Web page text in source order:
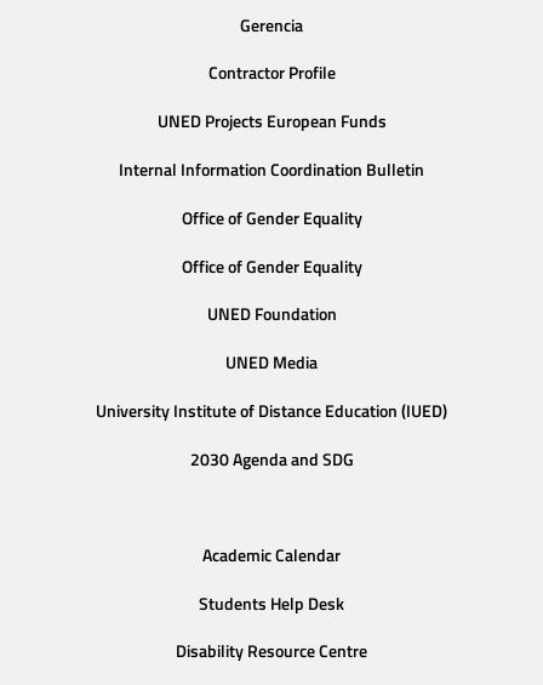
Gerencia
Contractor Profile
UNED Projects European Funds
Internal Information Coordination Bulletin
Office of Gender Equality
Office of Gender Equality
UNED Foundation
UNED Media
University Institute of Distance Education (IUED)
2030 Agenda and SDG
Academic Calendar
Students Help Desk
Disability Resource Centre